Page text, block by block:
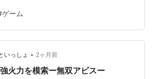
英傑の障壁ダメージが上がる閻魔帳を
それではいきます。 ー戒焔獄ー 初手
った。 と思ったけど、呂布自身が強すぎ
くても勝てる。九龍の黄龍様みたい。
て損なし。 第一階層ボスオニガシラ。
ゲーム
いっしょ • 2ヶ月前
火力を模索ー無双アビスー